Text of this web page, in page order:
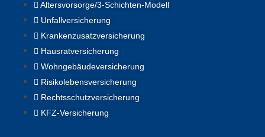
Altersvorsorge/3-Schichten-Modell
Unfallversicherung
Krankenzusatzversicherung
Hausratversicherung
Wohngebäudeversicherung
Risikolebensversicherung
Rechtsschutzversicherung
KFZ-Versicherung